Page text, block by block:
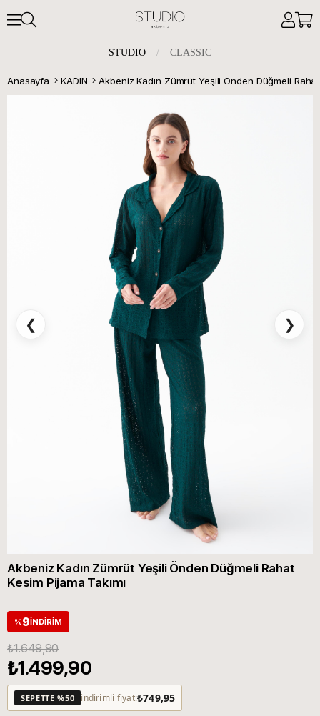
STUDIO / CLASSIC
Anasayfa KADIN
❮ ❯
Akbeniz Kadın Zümrüt Yeşili Önden Düğmeli Rahat
Kesim Pijama Takımı
%9İNDIRIM
₺1.649,90
₺1.499,90
SEPETTE %50 indirimli fiyat:₺749,95